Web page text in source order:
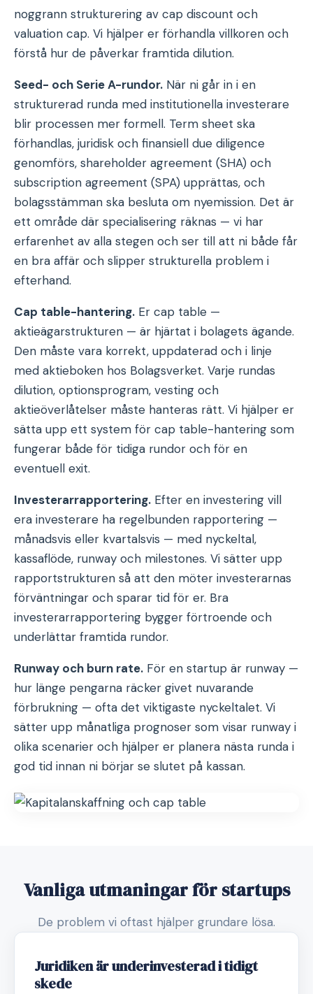
noggrann strukturering av cap discount och
valuation cap. Vi hjälper er förhandla villkoren och
förstå hur de påverkar framtida dilution.
Seed- och Serie A-rundor. När ni går in i en
strukturerad runda med institutionella investerare
blir processen mer formell. Term sheet ska
förhandlas, juridisk och finansiell due diligence
genomförs, shareholder agreement (SHA) och
subscription agreement (SPA) upprättas, och
bolagsstämman ska besluta om nyemission. Det är
ett område där specialisering räknas — vi har
erfarenhet av alla stegen och ser till att ni både får
en bra affär och slipper strukturella problem i
efterhand.
Cap table-hantering. Er cap table —
aktieägarstrukturen — är hjärtat i bolagets ägande.
Den måste vara korrekt, uppdaterad och i linje
med aktieboken hos Bolagsverket. Varje rundas
dilution, optionsprogram, vesting och
aktieöverlåtelser måste hanteras rätt. Vi hjälper er
sätta upp ett system för cap table-hantering som
fungerar både för tidiga rundor och för en
eventuell exit.
Investerarrapportering. Efter en investering vill
era investerare ha regelbunden rapportering —
månadsvis eller kvartalsvis — med nyckeltal,
kassaflöde, runway och milestones. Vi sätter upp
rapportstrukturen så att den möter investerarnas
förväntningar och sparar tid för er. Bra
investerarrapportering bygger förtroende och
underlättar framtida rundor.
Runway och burn rate. För en startup är runway —
hur länge pengarna räcker givet nuvarande
förbrukning — ofta det viktigaste nyckeltalet. Vi
sätter upp månatliga prognoser som visar runway i
olika scenarier och hjälper er planera nästa runda i
god tid innan ni börjar se slutet på kassan.
Vanliga utmaningar för startups
De problem vi oftast hjälper grundare lösa.
Juridiken är underinvesterad i tidigt
skede